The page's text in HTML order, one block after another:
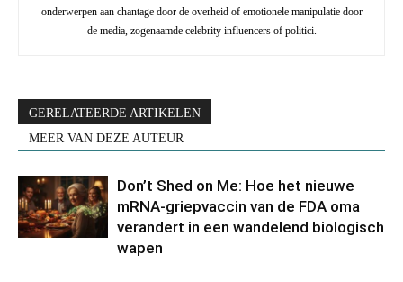
onderwerpen aan chantage door de overheid of emotionele manipulatie door
de media, zogenaamde celebrity influencers of politici.
GERELATEERDE ARTIKELEN
MEER VAN DEZE AUTEUR
Don’t Shed on Me: Hoe het nieuwe
mRNA-griepvaccin van de FDA oma
verandert in een wandelend biologisch
wapen